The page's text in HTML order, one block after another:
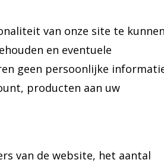
van onze site te kunnen
en eventuele
geen persoonlijke
producten aan uw
van de website, het aantal